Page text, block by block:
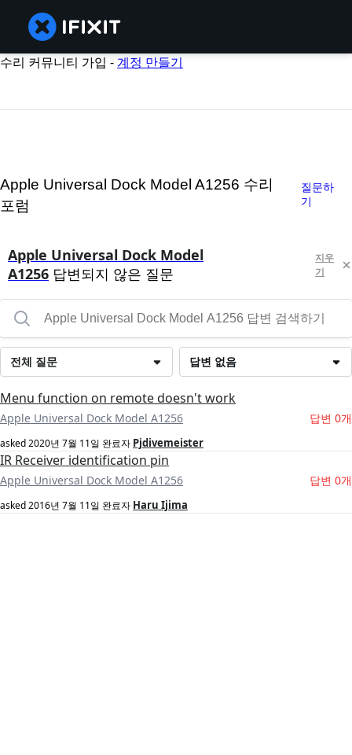
수리 커뮤니티 가입 -계정 만들기
Apple Universal Dock Model A1256 수리
포럼
질문하
기
Apple Universal Dock Model
A1256 답변되지 않은 질문
지우
기
답변 없음
전체 질문
Menu function on remote doesn't work
Apple Universal Dock Model A1256 답변 0개
asked2020년 7월 11일 완료자 Pjdivemeister
IR Receiver identification pin
Apple Universal Dock Model A1256 답변 0개
asked2016년 7월 11일 완료자 Haru Ijima